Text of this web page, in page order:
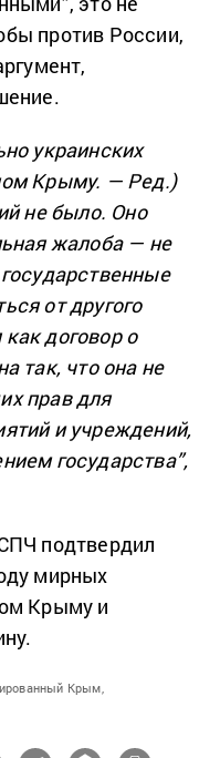
против России,
украинских
Крыму. — Ред.)
не было. Оно
жалоба — не
от другого
договор о
так, что она не
прав для
и учреждений,
государства”,
подтвердил
мирных
Крыму и
Крым,